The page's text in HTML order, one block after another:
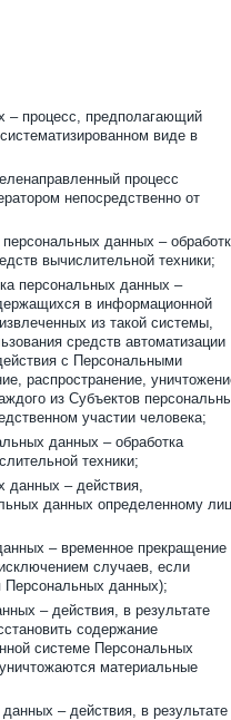
– процесс, предполагающий
виде в
процесс
непосредственно от
данных –
вычислительной техники;
персональных данных –
в информационной
из такой системы,
средств автоматизации
с Персональными
распространение,
из Субъектов
участии человека;
данных – обработка
техники;
данных – действия,
данных определенному
– временное прекращение
случаев, если
Персональных данных);
– действия, в результате
содержание
системе Персональных
материальные
– действия, в результате